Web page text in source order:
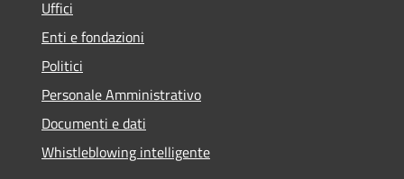
Uffici
Enti e fondazioni
Politici
Personale Amministrativo
Documenti e dati
Whistleblowing intelligente